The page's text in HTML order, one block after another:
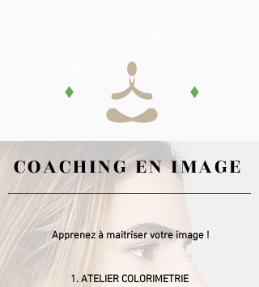
COACHING EN IMAGE
Apprenez à maitriser votre image !
1. ATELIER COLORIMETRIE